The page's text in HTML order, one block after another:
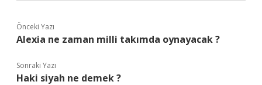
Önceki Yazı
Alexia ne zaman milli takımda oynayacak ?
Sonraki Yazı
Haki siyah ne demek ?